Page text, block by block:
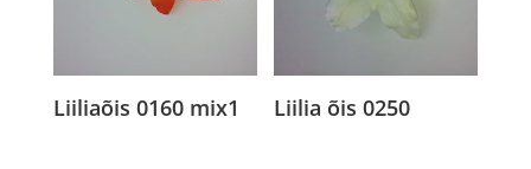
Liiliaõis 0160 mix1 Liilia õis 0250